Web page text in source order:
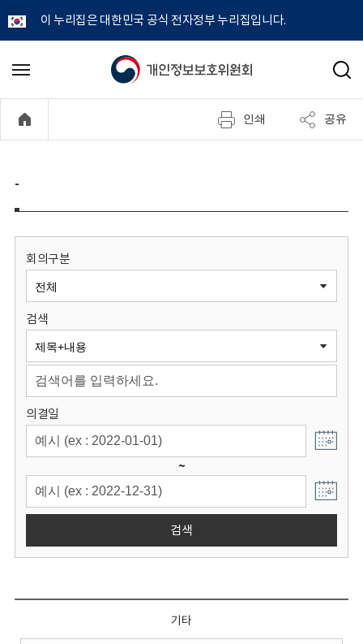
이 누리집은 대한민국 공식 전자정부 누리집입니다.
개
정
보
원
회
메
기
검
인쇄 공유
-
회의구분
검색
의결일
~
검색
기타